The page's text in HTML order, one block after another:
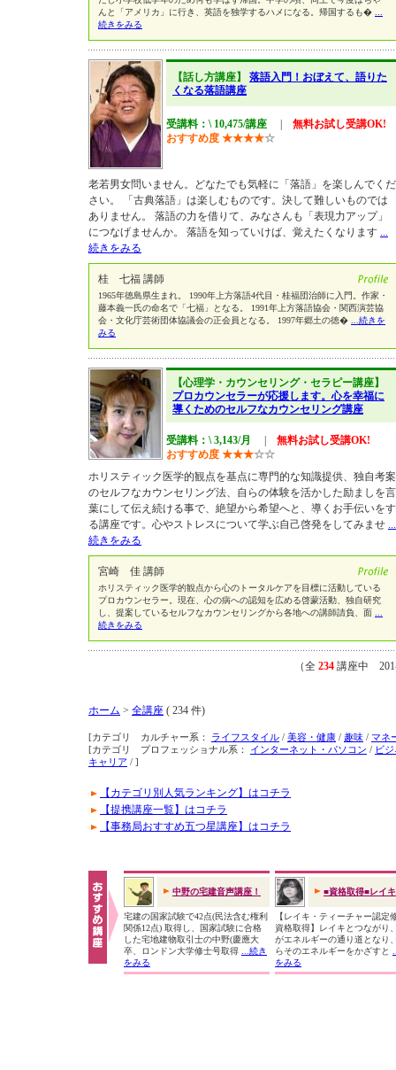
んと「アメリカ」に行き、英語を独学するハメになる。帰国するも�
続きをみる
【話し方講座】 落語入門！おぼえて、語りた
くなる落語講座
受講料：\ 10,475/講座
無料お試し受講OK!
おすすめ度 ★★★★☆
老若男女問いません。どなたでも気軽に「落語」を楽しんでくだ
さい。 「古典落語」は楽しむものです。決して難しいものでは
ありません。 落語の力を借りて、みなさんも「表現力アップ」
につなげませんか。 落語を知っていけば、覚えたくなります ...
続きをみる
桂 七福 講師
1965年徳島県生まれ。 1990年上方落語4代目・桂福団治師に入門。作家・
藤本義一氏の命名で「七福」となる。 1991年上方落語協会・関西演芸協
会・文化庁芸術団体協議会の正会員となる。 1997年郷土の徳�
...続きを
みる
【心理学・カウンセリング・セラピー講座】
プロカウンセラーが応援します。心を幸福に
導くためのセルフなカウンセリング講座
受講料：\ 3,143/月
無料お試し受講OK!
おすすめ度 ★★★☆☆
ホリスティック医学的観点を基点に専門的な知識提供、独自考案
のセルフなカウンセリング法、自らの体験を活かした励ましを言
葉にして伝え続ける事で、絶望から希望へと、導くお手伝いをす
る講座です。心やストレスについて学ぶ自己啓発をしてみませ ...
続きをみる
宮崎 佳 講師
ホリスティック医学的観点から心のトータルケアを目標に活動している
プロカウンセラー。現在、心の病への認知を広める啓蒙活動、独自研究
し、提案しているセルフなカウンセリングから各地への講師請負、面
続きをみる
（全 234 講座中
ホーム > 全講座 ( 234 件)
[カテゴリ カルチャー系： ライフスタイル / 美容・健康 / 趣味 / マネ
[カテゴリ プロフェッショナル系： インターネット・パソコン / ビ
キャリア / ]
【カテゴリ別人気ランキング】はコチラ
【提携講座一覧】はコチラ
【事務局おすすめ五つ星講座】はコチラ
中野の宅建音声講座！
宅建の国家試験で42点(民法含む権利
関係12点) 取得し、国家試験に合格
した宅地建物取引士の中野(慶應大
卒、ロンドン大学修士号取得
...続き
をみる
■資格取得■レイ
【レイキ・ティーチャー認定
資格取得】レイキとつながり
がエネルギーの通り道となり
らそのエネルギーをかざすと
をみる